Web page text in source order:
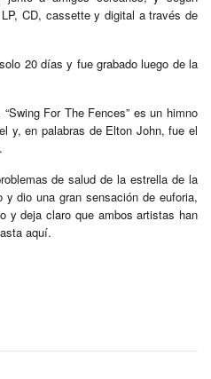
CD, cassette y digital a través de
20 días y fue grabado luego de la
For The Fences” es un himno
y, en palabras de Elton John, fue el
de salud de la estrella de la
dio una gran sensación de euforia,
y deja claro que ambos artistas han
aquí.